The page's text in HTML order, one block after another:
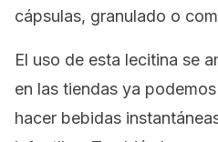
cápsulas, granulado o
El uso de esta lecitina se
en las tiendas ya
hacer bebidas